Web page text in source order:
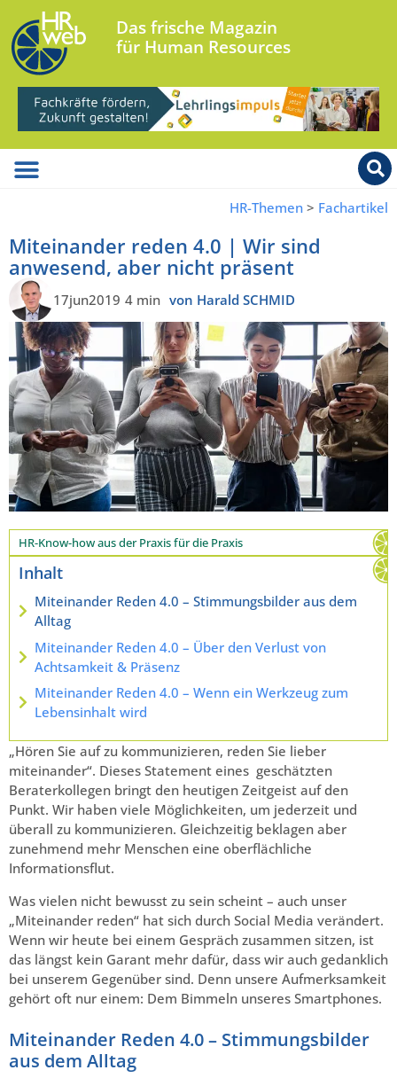
Das frische Magazin
für Human Resources
HR-Themen > Fachartikel
Miteinander reden 4.0 | Wir sind
anwesend, aber nicht präsent
17jun2019 4 min von Harald SCHMID
HR-Know-how aus der Praxis für die Praxis
Inhalt
Miteinander Reden 4.0 – Stimmungsbilder aus dem
Alltag
Miteinander Reden 4.0 – Über den Verlust von
Achtsamkeit & Präsenz
Miteinander Reden 4.0 – Wenn ein Werkzeug zum
Lebensinhalt wird
„Hören Sie auf zu kommunizieren, reden Sie lieber
miteinander“. Dieses Statement eines geschätzten
Beraterkollegen bringt den heutigen Zeitgeist auf den
Punkt. Wir haben viele Möglichkeiten, um jederzeit und
überall zu kommunizieren. Gleichzeitig beklagen aber
zunehmend mehr Menschen eine oberflächliche
Informationsflut.
Was vielen nicht bewusst zu sein scheint – auch unser
„Miteinander reden“ hat sich durch Social Media verändert.
Wenn wir heute bei einem Gespräch zusammen sitzen, ist
das längst kein Garant mehr dafür, dass wir auch gedanklich
bei unserem Gegenüber sind. Denn unsere Aufmerksamkeit
gehört oft nur einem: Dem Bimmeln unseres Smartphones.
Miteinander Reden 4.0 – Stimmungsbilder
aus dem Alltag